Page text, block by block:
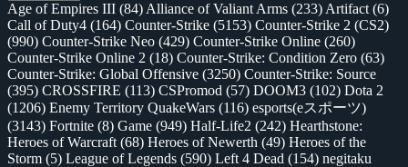
Age of Empires III (84) Alliance of Valiant Arms (233) Artifact (6)
Call of Duty4 (164) Counter-Strike (5153) Counter-Strike 2 (CS2)
(990) Counter-Strike Neo (429) Counter-Strike Online (260)
Counter-Strike Online 2 (18) Counter-Strike: Condition Zero (63)
Counter-Strike: Global Offensive (3250) Counter-Strike: Source
(395) CROSSFIRE (113) CSPromod (57) DOOM3 (102) Dota 2
(1206) Enemy Territory QuakeWars (116) esports(eスポーツ)
(3143) Fortnite (8) Game (949) Half-Life2 (242) Hearthstone:
Heroes of Warcraft (68) Heroes of Newerth (49) Heroes of the
Storm (5) League of Legends (590) Left 4 Dead (154) negitaku